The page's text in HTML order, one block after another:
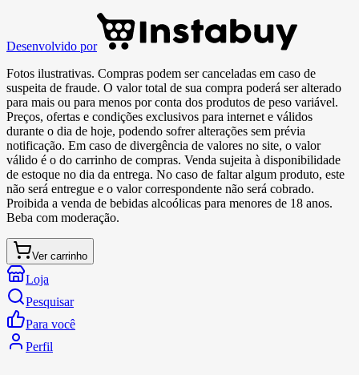
Desenvolvido por
Fotos ilustrativas. Compras podem ser canceladas em caso de
suspeita de fraude. O valor total de sua compra poderá ser alterado
para mais ou para menos por conta dos produtos de peso variável.
Preços, ofertas e condições exclusivos para internet e válidos
durante o dia de hoje, podendo sofrer alterações sem prévia
notificação. Em caso de divergência de valores no site, o valor
válido é o do carrinho de compras. Venda sujeita à disponibilidade
de estoque no dia da entrega. No caso de faltar algum produto, este
não será entregue e o valor correspondente não será cobrado.
Proibida a venda de bebidas alcoólicas para menores de 18 anos.
Beba com moderação.
Ver carrinho
Loja
Pesquisar
Para você
Perfil